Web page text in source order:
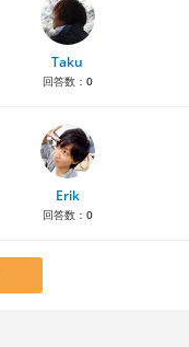
Taku
回答数： 0
Erik
回答数： 0